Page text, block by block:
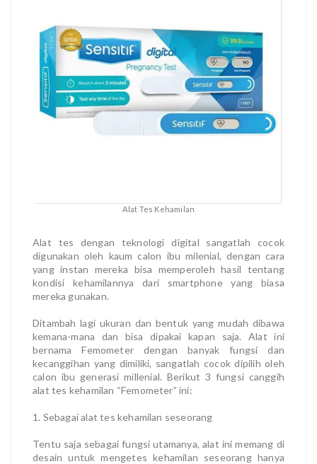
Alat Tes Kehamilan
Alat tes dengan teknologi digital sangatlah cocok
digunakan oleh kaum calon ibu milenial, dengan cara
yang instan mereka bisa memperoleh hasil tentang
kondisi kehamilannya dari smartphone yang biasa
mereka gunakan.
Ditambah lagi ukuran dan bentuk yang mudah dibawa
kemana-mana dan bisa dipakai kapan saja. Alat ini
bernama Femometer dengan banyak fungsi dan
kecanggihan yang dimiliki, sangatlah cocok dipilih oleh
calon ibu generasi millenial. Berikut 3 fungsi canggih
alat tes kehamilan “Femometer” ini:
1. Sebagai alat tes kehamilan seseorang
Tentu saja sebagai fungsi utamanya, alat ini memang di
desain untuk mengetes kehamilan seseorang hanya